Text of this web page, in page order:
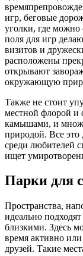
игр, беговые
уголки, где можно
поля для игр
визитов и
расположены
открывают
окружающую
Также не стоит
местной флорой и
камышами, и
природой. Все это
среди любителей
ищет
Парки для
Пространства,
идеально
близкими. Здесь
время активно
друзей. Такие